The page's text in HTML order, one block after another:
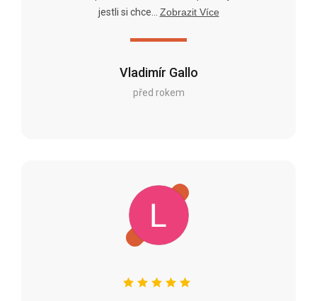
Vladimír Gallo
před rokem
jestli si chce...
Zobrazit Více